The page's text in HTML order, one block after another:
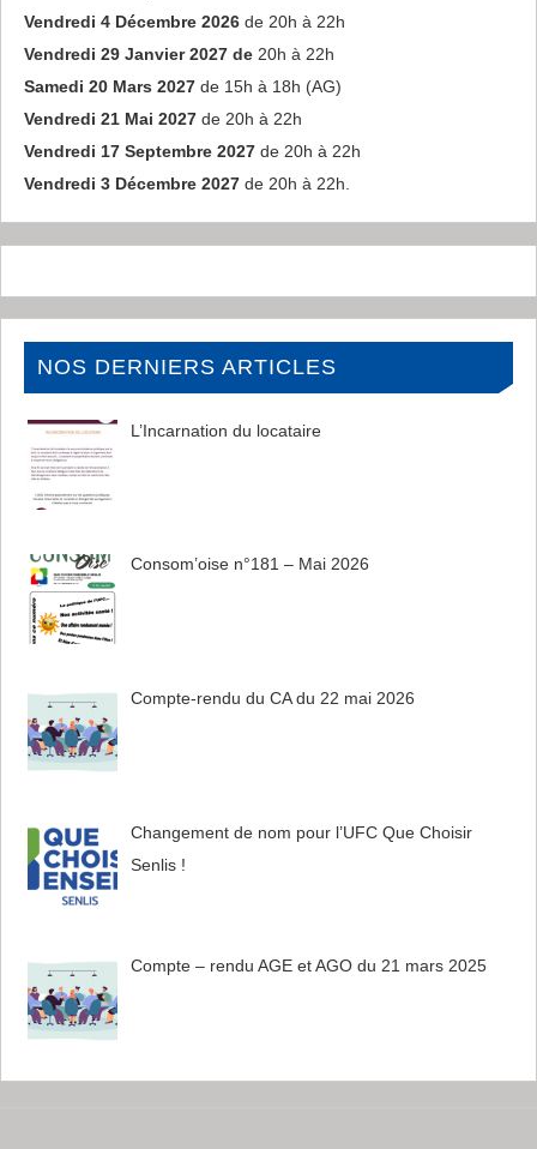
Vendredi 4 Décembre 2026de 20h à 22h
Vendredi 29 Janvier 2027 de20h à 22h
Samedi 20 Mars 2027de 15h à 18h (AG)
Vendredi 21 Mai 2027de 20h à 22h
Vendredi 17 Septembre 2027de 20h à 22h
Vendredi 3 Décembre 2027de 20h à 22h.
NOS DERNIERS ARTICLES
L’Incarnation du locataire
Consom’oise n°181 – Mai 2026
Compte-rendu du CA du 22 mai 2026
Changement de nom pour l’UFC Que Choisir
Senlis !
Compte – rendu AGE et AGO du 21 mars 2025